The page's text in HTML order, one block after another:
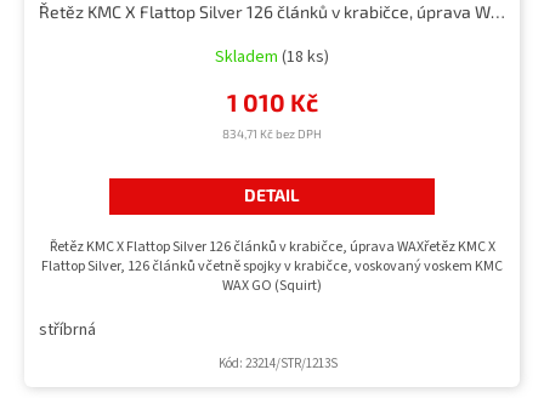
Řetěz KMC X Flattop Silver 126 článků v krabičce, úprava WAX
Skladem (18 ks)
834,71 Kč bez DPH
1 010 Kč
DETAIL
Řetěz KMC X Flattop Silver 126 článků v krabičce, úprava WAXřetěz KMC X
Flattop Silver, 126 článků včetně spojky v krabičce, voskovaný voskem KMC
WAX GO (Squirt)
stříbrná
Kód: 23214/STR/1213S